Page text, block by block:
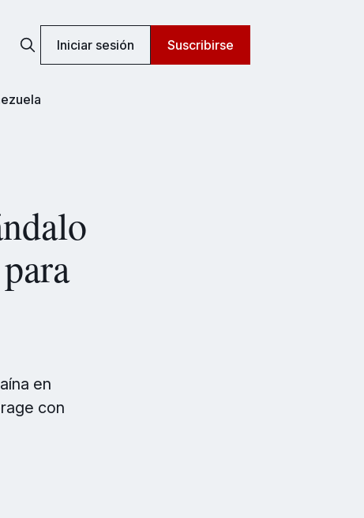
Iniciar sesión Suscribirse
en
con